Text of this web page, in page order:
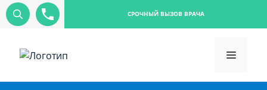
СРОЧНЫЙ ВЫЗОВ ВРАЧА